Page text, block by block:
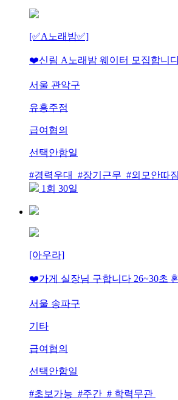
[✅A노래밤✅]
❤️신림 A노래밤 웨이터 모집합니
서울 관악구
유흥주점
급여협의
선택안함일
#경력우대 #장기근무 #외모안따짐
1회 30일
[아우라]
❤️가게 실장님 구합니다 26~30초
서울 송파구
기타
급여협의
선택안함일
#초보가능 #주간 # 학력무관